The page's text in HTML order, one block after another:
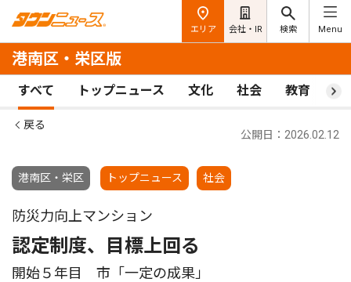
エリア 会社・IR 検索 Menu
港南区・栄区版
すべて トップニュース 文化 社会 教育 ス
戻る
港南区・栄区 トップニュース 社会
公開日：2026.02.12
防災力向上マンション
認定制度、目標上回る
開始５年目 市「一定の成果」